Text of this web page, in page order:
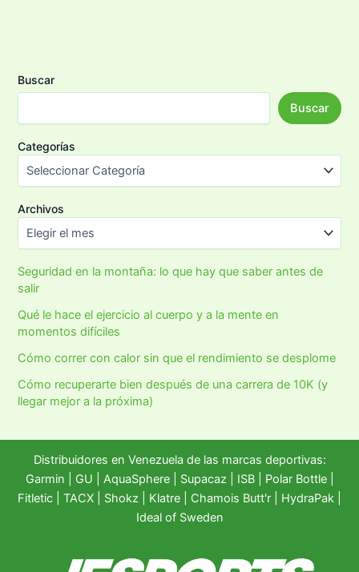
Buscar
Buscar
Categorías
Archivos
Seguridad en la montaña: lo que hay que saber antes de
salir
Qué le hace el ejercicio al cuerpo y a la mente en
momentos difíciles
Cómo correr con calor sin que el rendimiento se desplome
Cómo recuperarte bien después de una carrera de 10K (y
llegar mejor a la próxima)
Distribuidores en Venezuela de las marcas deportivas:
Garmin
GU AquaSphere| Supacaz | ISB | Polar Bottle|
Fitletic
TACX Shokz Klatre Chamois Butt'r HydraPak
Ideal of Sweden